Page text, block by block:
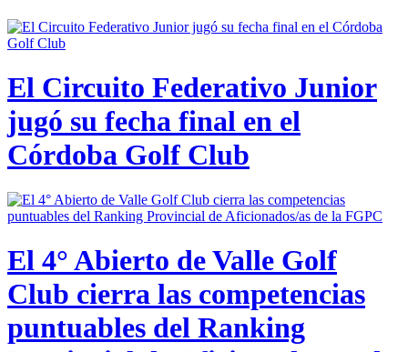
El Circuito Federativo Junior
jugó su fecha final en el
Córdoba Golf Club
El 4° Abierto de Valle Golf
Club cierra las competencias
puntuables del Ranking